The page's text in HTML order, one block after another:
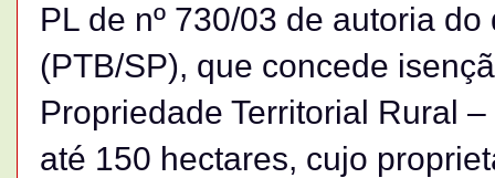
PL de nº 730/03 de autoria
(PTB/SP), que concede
Propriedade Territorial Rural
até 150 hectares, cujo